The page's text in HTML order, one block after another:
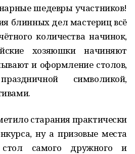
шедевры участников!
блинных дел мастериц всё
количества начинок,
хозяюшки начиняют
и оформление столов,
символикой,
старания практически
ну а призовые места
самого дружного и